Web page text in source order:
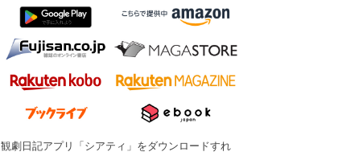
観劇日記アプリ「シアティ」をダウンロードすれ